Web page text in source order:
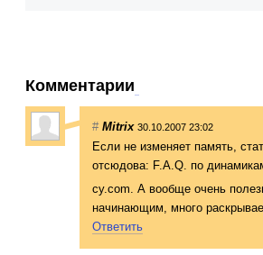
Комментарии
# Mitrix 30.10.2007 23:02
Если не изменяет память,
отсюдова: F.A.Q. по
cy.com. А вообще очень
начинающим, много
Ответить